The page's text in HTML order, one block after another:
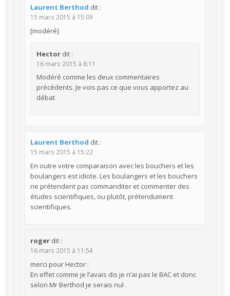
Laurent Berthod dit :
15 mars 2015 à 15:09
[modéré]
Hector dit :
16 mars 2015 à 8:11
Modéré comme les deux commentaires
précédents. Je vois pas ce que vous apportez au
débat
Laurent Berthod dit :
15 mars 2015 à 15:22
En outre votre comparaison avec les bouchers et les
boulangers est idiote. Les boulangers et les bouchers
ne prétendent pas commanditer et commenter des
études scientifiques, ou plutôt, prétendument
scientifiques.
roger dit :
16 mars 2015 à 11:54
merci pour Hector :
En effet comme je l’avais dis je n’ai pas le BAC et donc
selon Mr Berthod je serais nul .